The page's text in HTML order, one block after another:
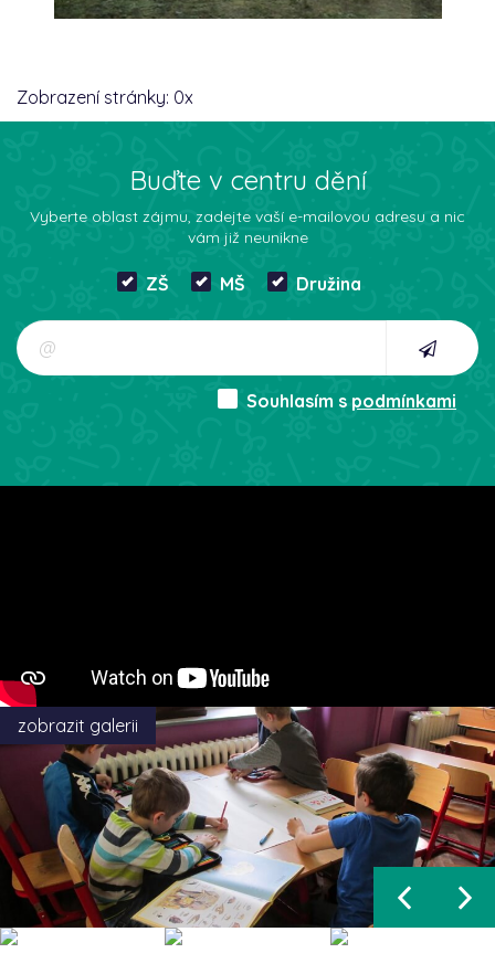
Zobrazení stránky: 0x
Buďte v centru dění
Vyberte oblast zájmu, zadejte vaší e-mailovou adresu a nic
vám již neunikne
ZŠ MŠ Družina
Souhlasím s podmínkami
zobrazit galerii